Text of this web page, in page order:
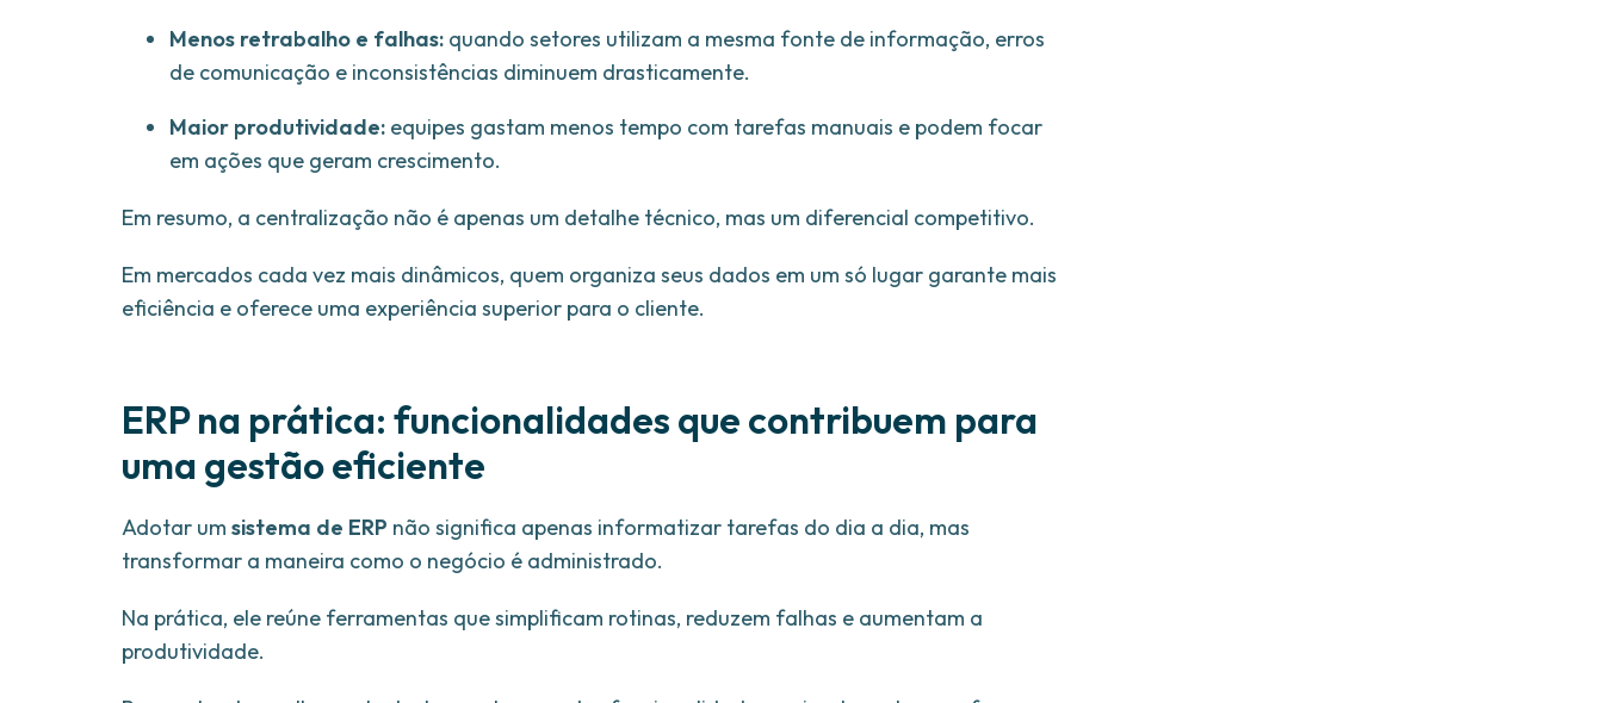
Menos retrabalho e falhas: quando setores utilizam a mesma fonte de informação, erros
de comunicação e inconsistências diminuem drasticamente.
Maior produtividade: equipes gastam menos tempo com tarefas manuais e podem focar
em ações que geram crescimento.
Em resumo, a centralização não é apenas um detalhe técnico, mas um diferencial competitivo.
Em mercados cada vez mais dinâmicos, quem organiza seus dados em um só lugar garante mais
eficiência e oferece uma experiência superior para o cliente.
ERP na prática: funcionalidades que contribuem para
uma gestão eficiente
Adotar um sistema de ERP não significa apenas informatizar tarefas do dia a dia, mas
transformar a maneira como o negócio é administrado.
Na prática, ele reúne ferramentas que simplificam rotinas, reduzem falhas e aumentam a
produtividade.